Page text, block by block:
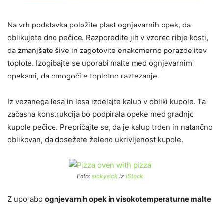
Na vrh podstavka položite plast ognjevarnih opek, da
oblikujete dno pečice. Razporedite jih v vzorec ribje kosti,
da zmanjšate šive in zagotovite enakomerno porazdelitev
toplote. Izogibajte se uporabi malte med ognjevarnimi
opekami, da omogočite toplotno raztezanje.
Iz vezanega lesa in lesa izdelajte kalup v obliki kupole. Ta
začasna konstrukcija bo podpirala opeke med gradnjo
kupole pečice. Prepričajte se, da je kalup trden in natančno
oblikovan, da dosežete želeno ukrivljenost kupole.
Foto: sickysick iz iStock
Z uporabo ognjevarnih opek in visokotemperaturne malte